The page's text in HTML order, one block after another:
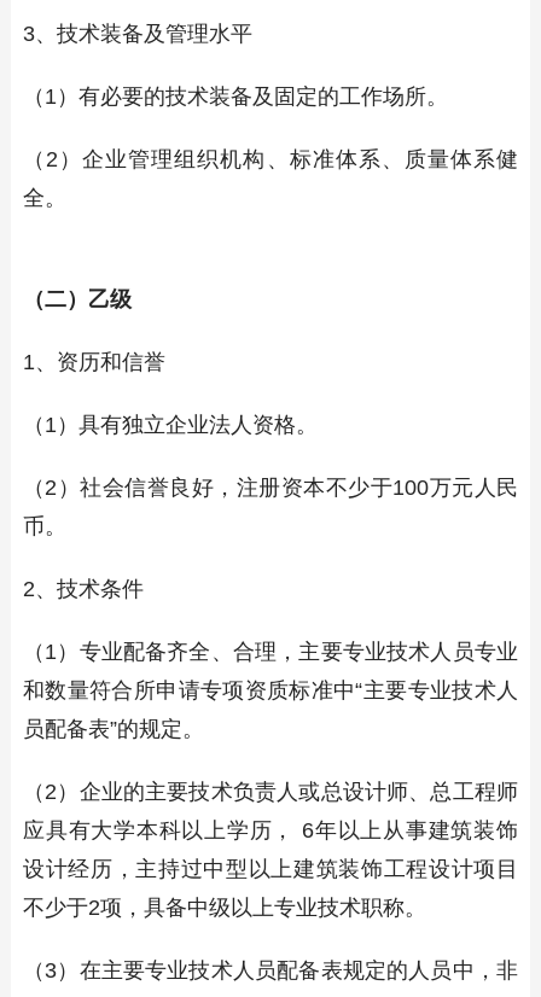
3、技术装备及管理水平
（1）有必要的技术装备及固定的工作场所。
（2）企业管理组织机构、标准体系、质量体系健
全。
（二）乙级
1、资历和信誉
（1）具有独立企业法人资格。
（2）社会信誉良好，注册资本不少于100万元人民
币。
2、技术条件
（1）专业配备齐全、合理，主要专业技术人员专业
和数量符合所申请专项资质标准中“主要专业技术人
员配备表”的规定。
（2）企业的主要技术负责人或总设计师、总工程师
应具有大学本科以上学历， 6年以上从事建筑装饰
设计经历，主持过中型以上建筑装饰工程设计项目
不少于2项，具备中级以上专业技术职称。
（3）在主要专业技术人员配备表规定的人员中，非